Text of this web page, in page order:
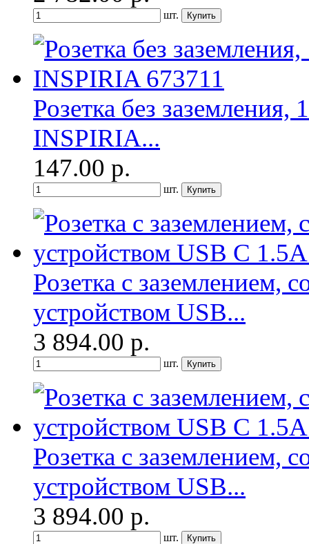
шт.
Розетка без
INSPIRIA...
147.00 р.
шт.
Розетка с заземлением,
устройством USB...
3 894.00 р.
шт.
Розетка с заземлением,
устройством USB...
3 894.00 р.
шт.